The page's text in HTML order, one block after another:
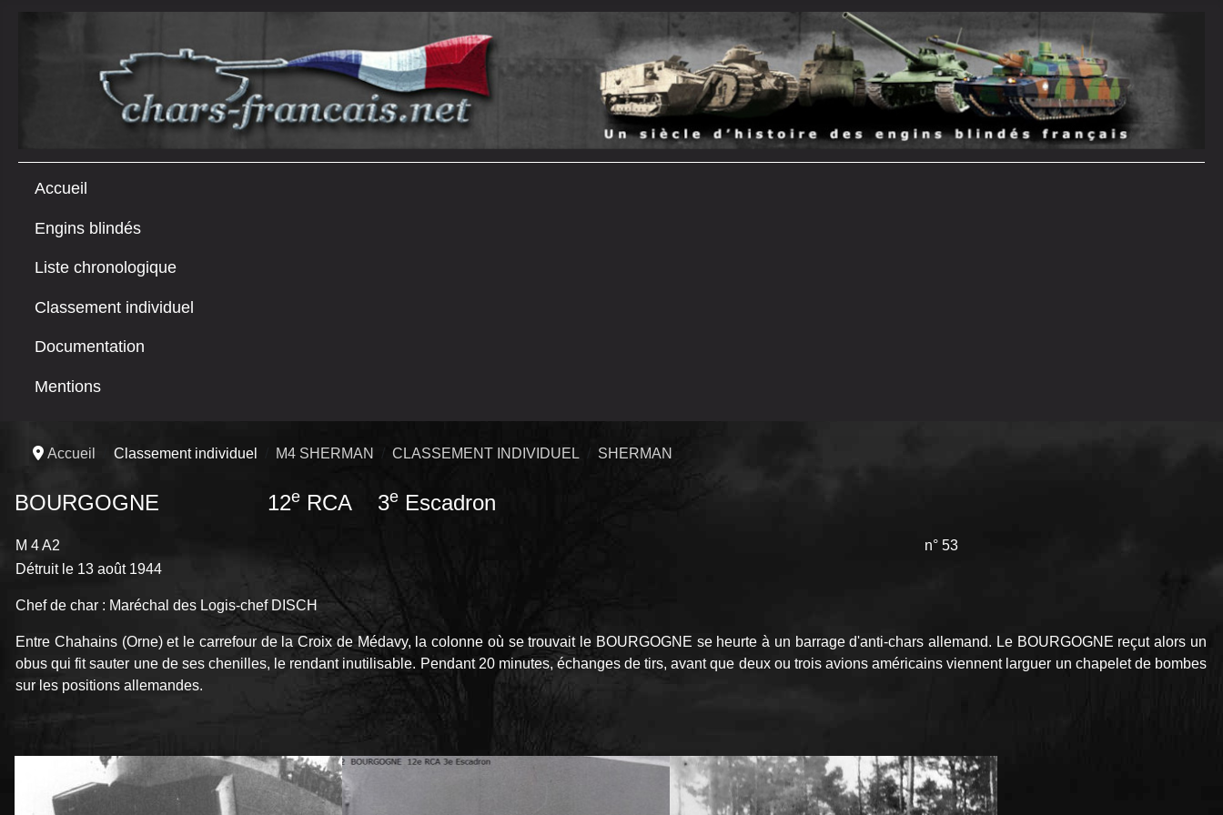
Accueil
Engins blindés
Liste chronologique
Classement individuel
Documentation
Mentions
Accueil Classement individuel M4 SHERMAN CLASSEMENT INDIVIDUEL SHERMAN
BOURGOGNE 12e RCA 3e Escadron
M 4 A2
n° 53
Détruit le 13 août 1944
Chef de char : Maréchal des Logis-chef DISCH
Entre Chahains (Orne) et le carrefour de la Croix de Médavy, la colonne où se trouvait le BOURGOGNE se heurte à un barrage d'anti-chars allemand. Le BOURGOGNE reçut alors un
obus qui fit sauter une de ses chenilles, le rendant inutilisable. Pendant 20 minutes, échanges de tirs, avant que deux ou trois avions américains viennent larguer un chapelet de bombes
sur les positions allemandes.